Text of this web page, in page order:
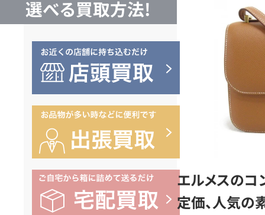
選べる買取方法!
エルメスの
定価、人気の